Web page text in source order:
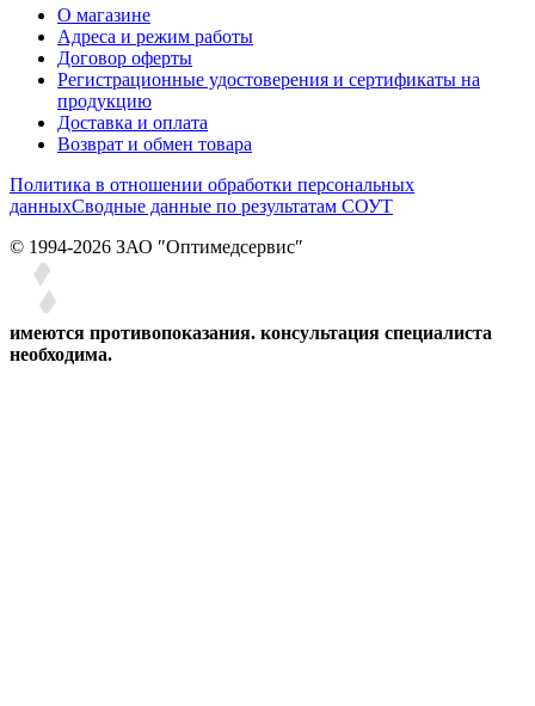
О магазине
Адреса и режим работы
Договор оферты
Регистрационные удостоверения и сертификаты на
продукцию
Доставка и оплата
Возврат и обмен товара
Политика в отношении обработки персональных
данныхСводные данные по результатам СОУТ
© 1994-2026 ЗАО ″Оптимедсервис″
имеются противопоказания. консультация специалиста
необходима.